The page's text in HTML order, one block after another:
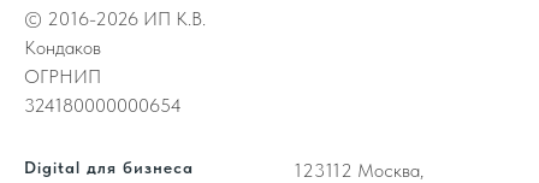
© 2016-2026 ИП К.В.
Кондаков
ОГРНИП
324180000000654
Digital для бизнеса 123112 Москва,